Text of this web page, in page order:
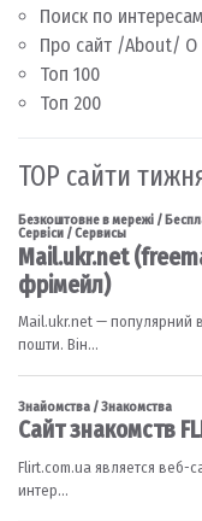
Поиск по интересам
Про сайт /About/ О
Топ 100
Топ 200
TOP сайти